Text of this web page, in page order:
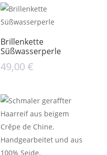
Brillenkette
Süßwasserperle
49,00€